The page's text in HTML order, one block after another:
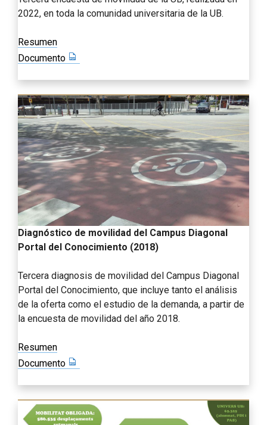
2022, en toda la comunidad universitaria de la UB.
Resumen
Documento
Diagnóstico de movilidad del Campus Diagonal
Portal del Conocimiento (2018)
Tercera diagnosis de movilidad del Campus Diagonal
Portal del Conocimiento, que incluye tanto el análisis
de la oferta como el estudio de la demanda, a partir de
la encuesta de movilidad del año 2018.
Resumen
Documento